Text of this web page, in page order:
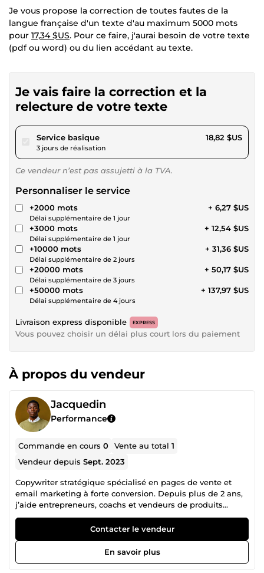
Je vous propose la correction de toutes fautes de la
langue française d'un texte d'au maximum 5000 mots
pour 17,34 $US. Pour ce faire, j'aurai besoin de votre texte
(pdf ou word) ou du lien accédant au texte.
Je vais faire la correction et la
relecture de votre texte
Service basiquepour 17,34 $US
3 jours de réalisation
18,82 $US
Ce vendeur n’est pas assujetti à la TVA.
Personnaliser le service
+2000 mots
Délai supplémentaire de 1 jour
+ 6,27 $US
+3000 mots
Délai supplémentaire de 1 jour
+ 12,54 $US
+10000 mots
Délai supplémentaire de 2 jours
+ 31,36 $US
+20000 mots
Délai supplémentaire de 3 jours
+ 50,17 $US
+50000 mots
Délai supplémentaire de 4 jours
+ 137,97 $US
Livraison express disponible EXPRESS
Vous pouvez choisir un délai plus court lors du paiement
À propos du vendeur
Jacquedin
Performance
Commande en cours0 Vente au total1
Vendeur depuisSept. 2023
Copywriter stratégique spécialisé en pages de vente et
email marketing à forte conversion. Depuis plus de 2 ans,
j’aide entrepreneurs, coachs et vendeurs de produits
digitaux à augmenter leurs conversions et leurs ventes
grâce à des textes basés sur la psychologie d’achat et une
stratégie de persuasion claire. • 15+ projets réalisées •
Copywriting orienté résultats, pas blabla • Méthode
structurée et efficace Je ne fais pas que rédiger. J’analyse
Contacter le vendeur
En savoir plus